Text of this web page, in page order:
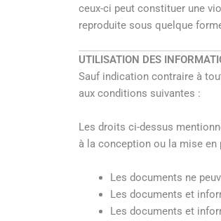
ceux-ci peut constituer une
reproduite sous quelque
UTILISATION DES
Sauf indication contraire à
aux conditions suivantes :
Les droits ci-dessus
à la conception ou la mise en
Les documents ne
Les documents et
Les documents et